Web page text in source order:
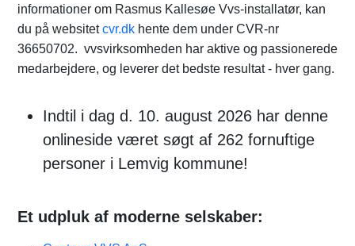
informationer om Rasmus Kallesøe Vvs-installatør, kan
du på websitetcvr.dk hente dem under CVR-nr
36650702. vvsvirksomheden har aktive og passionerede
medarbejdere, og leverer det bedste resultat - hver gang.
Indtil i dag d. 10. august 2026 har denne
onlineside været søgt af 262 fornuftige
personer i Lemvig kommune!
Et udpluk af moderne selskaber: